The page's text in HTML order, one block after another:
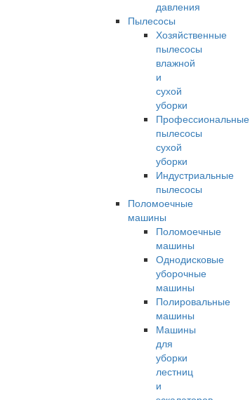
давления
Пылесосы
Хозяйственные
пылесосы
влажной
и
сухой
уборки
Профессиональные
пылесосы
сухой
уборки
Индустриальные
пылесосы
Поломоечные
машины
Поломоечные
машины
Однодисковые
уборочные
машины
Полировальные
машины
Машины
для
уборки
лестниц
и